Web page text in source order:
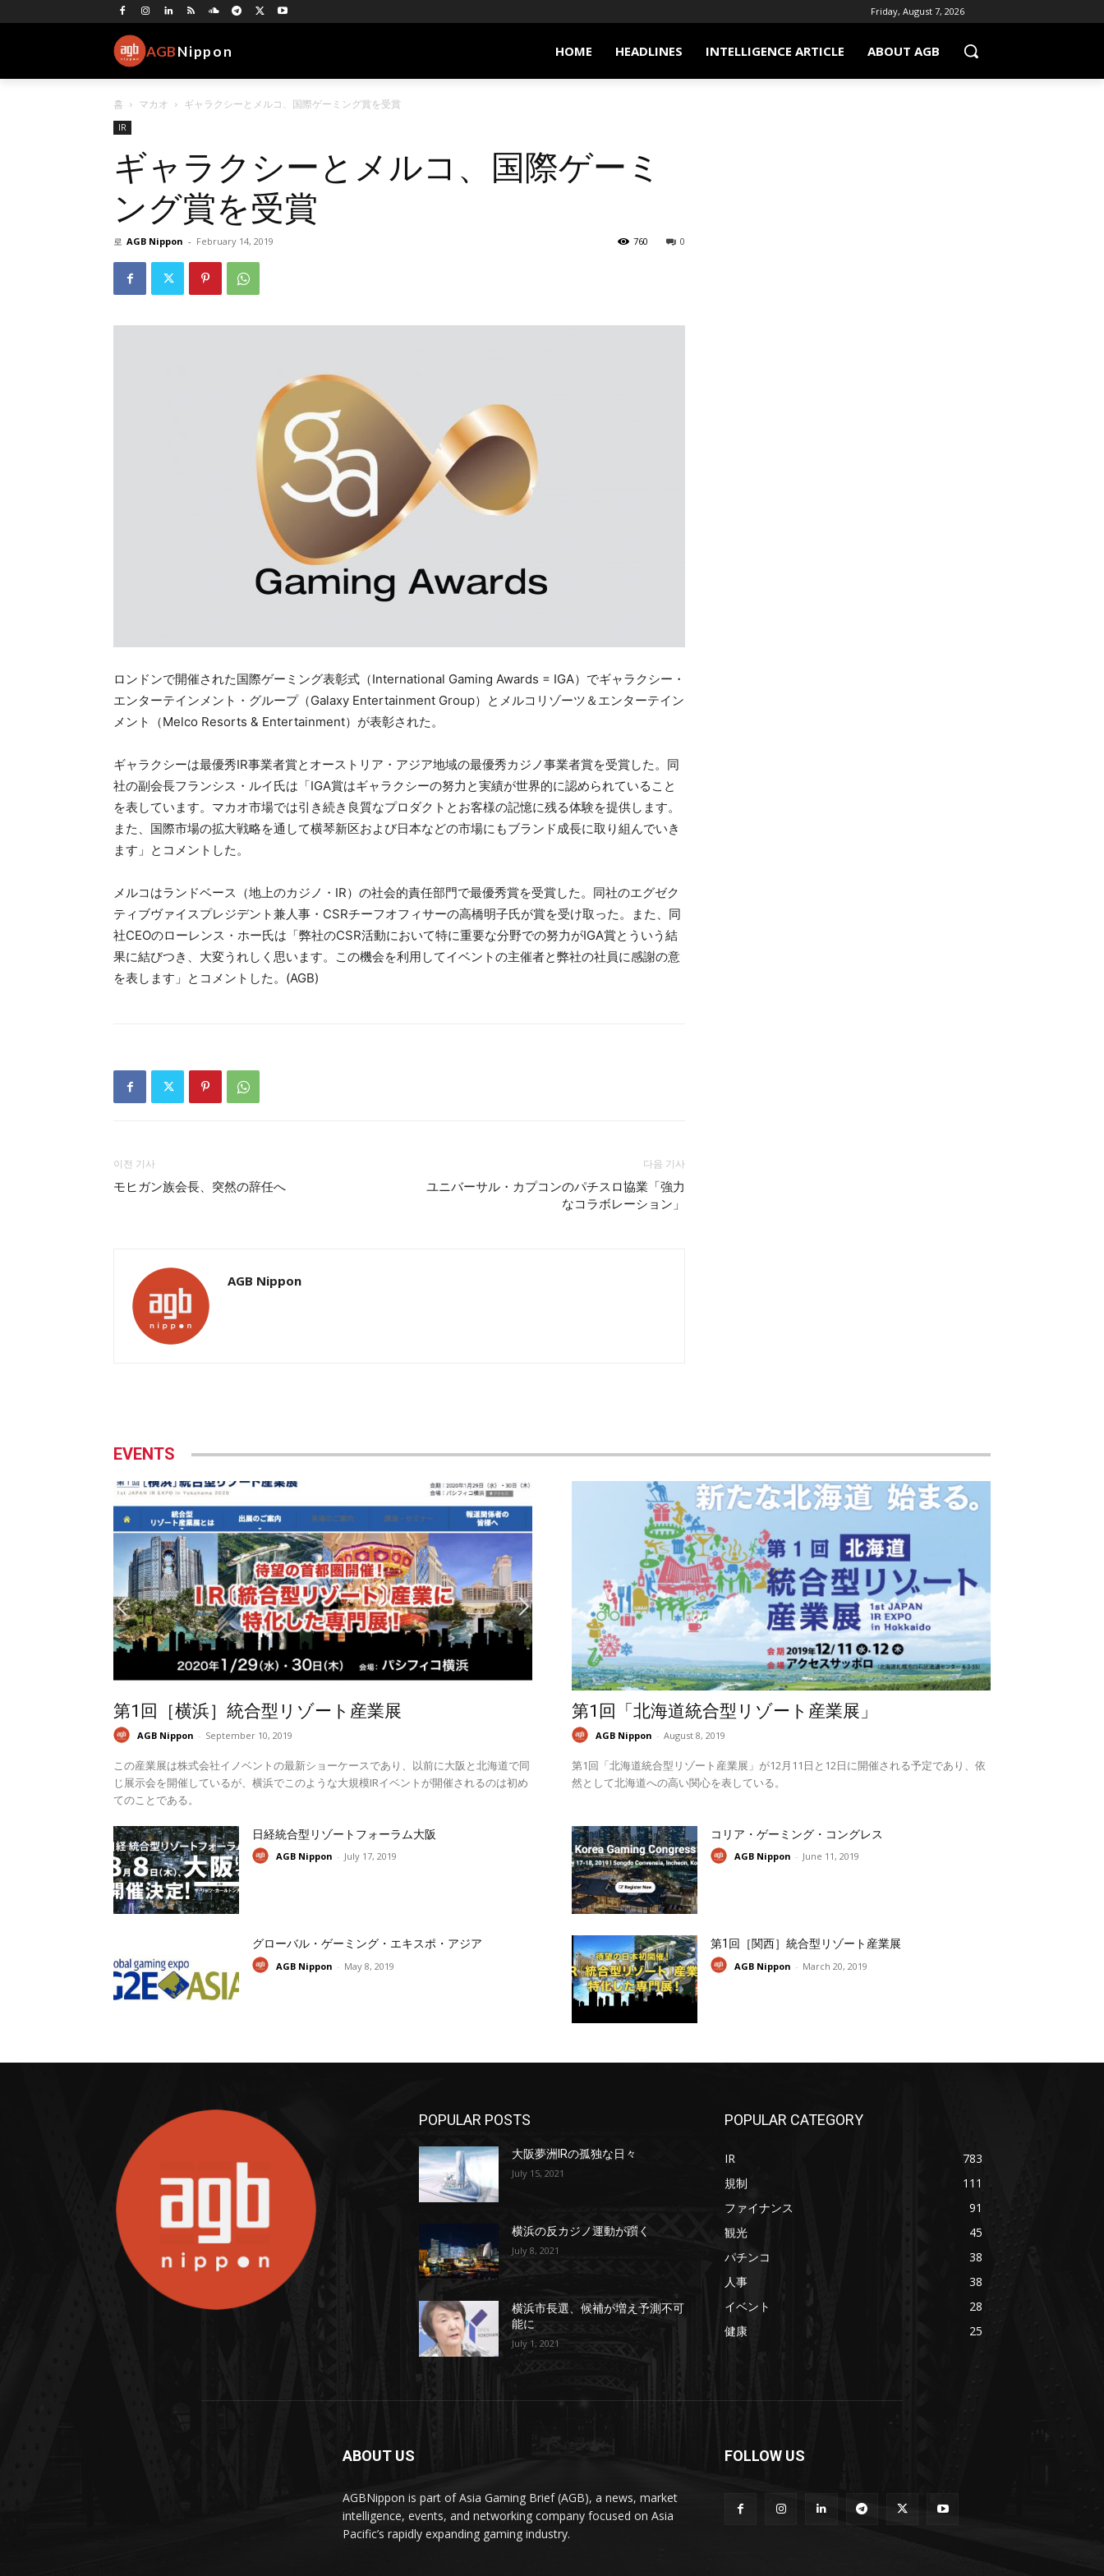
Friday, August 7, 2026
AGBNippon HOME HEADLINES INTELLIGENCE ARTICLE ABOUT AGB
홈 マカオ ギャラクシーとメルコ、国際ゲーミング賞を受賞
IR
ギャラクシーとメルコ、国際ゲーミ
ング賞を受賞
로 AGB Nippon - February 14, 2019 0
760
ロンドンで開催された国際ゲーミング表彰式（International Gaming Awards = IGA）でギャラクシー・
エンターテインメント・グループ（Galaxy Entertainment Group）とメルコリゾーツ＆エンターテイン
メント（Melco Resorts & Entertainment）が表彰された。
ギャラクシーは最優秀IR事業者賞とオーストリア・アジア地域の最優秀カジノ事業者賞を受賞した。同
社の副会長フランシス・ルイ氏は「IGA賞はギャラクシーの努力と実績が世界的に認められていること
を表しています。マカオ市場では引き続き良質なプロダクトとお客様の記憶に残る体験を提供します。
また、国際市場の拡大戦略を通して横琴新区および日本などの市場にもブランド成長に取り組んでいき
ます」とコメントした。
メルコはランドベース（地上のカジノ・IR）の社会的責任部門で最優秀賞を受賞した。同社のエグゼク
ティブヴァイスプレジデント兼人事・CSRチーフオフィサーの高橋明子氏が賞を受け取った。また、同
社CEOのローレンス・ホー氏は「弊社のCSR活動において特に重要な分野での努力がIGA賞とういう結
果に結びつき、大変うれしく思います。この機会を利用してイベントの主催者と弊社の社員に感謝の意
を表します」とコメントした。(AGB)
이전 기사
モヒガン族会長、突然の辞任へ
다음 기사
ユニバーサル・カプコンのパチスロ協業「強力
なコラボレーション」
AGB Nippon
EVENTS
第1回［横浜］統合型リゾート産業展
AGB Nippon - September 10, 2019
この産業展は株式会社イノベントの最新ショーケースであり、以前に大阪と北海道で同
じ展示会を開催しているが、横浜でこのような大規模IRイベントが開催されるのは初め
てのことである。
第1回「北海道統合型リゾート産業展」
AGB Nippon - August 8, 2019
第1回「北海道統合型リゾート産業展」が12月11日と12日に開催される予定であり、依
然として北海道への高い関心を表している。
日経統合型リゾートフォーラム大阪
AGB Nippon - July 17, 2019
コリア・ゲーミング・コングレス
AGB Nippon - June 11, 2019
グローバル・ゲーミング・エキスポ・アジア
AGB Nippon - May 8, 2019
第1回［関西］統合型リゾート産業展
AGB Nippon - March 20, 2019
POPULAR POSTS
大阪夢洲IRの孤独な日々
July 15, 2021
横浜の反カジノ運動が躓く
July 8, 2021
横浜市長選、候補が増え予測不可
能に
July 1, 2021
POPULAR CATEGORY
IR
783
規制
111
ファイナンス
91
観光
45
パチンコ
38
人事
38
イベント
28
健康
25
ABOUT US
AGBNippon is part of Asia Gaming Brief (AGB), a news, market
intelligence, events, and networking company focused on Asia
Pacific’s rapidly expanding gaming industry.
FOLLOW US